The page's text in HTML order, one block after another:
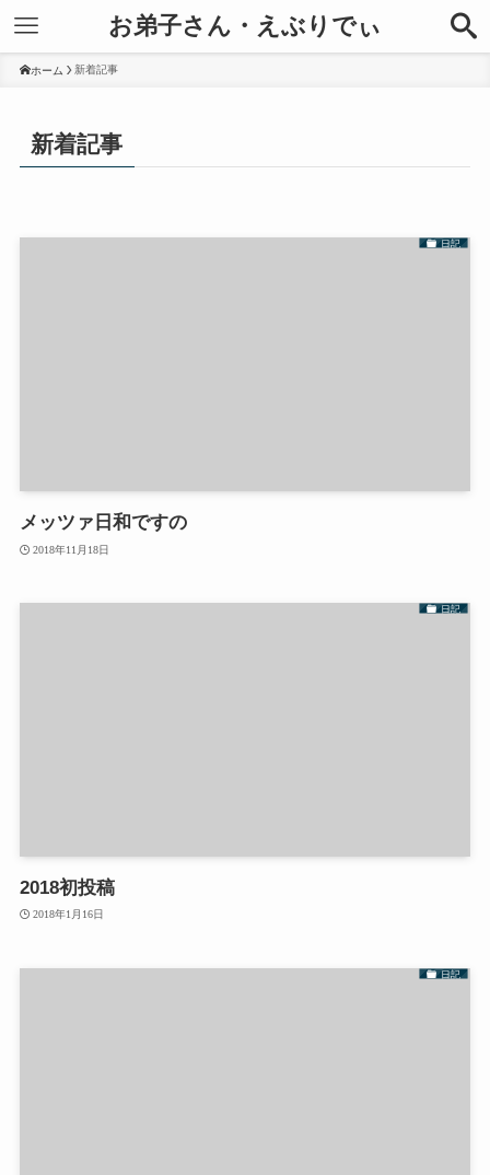
お弟子さん・えぶりでぃ
ホーム 新着記事
新着記事
日記
メッツァ日和ですの
2018年11月18日
日記
2018初投稿
2018年1月16日
日記